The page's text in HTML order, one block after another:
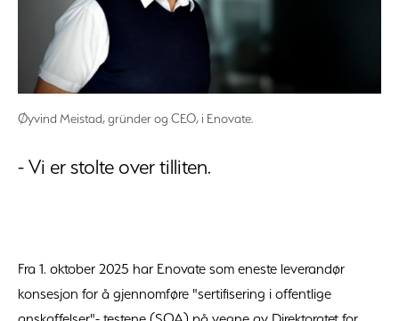
Øyvind Meistad, gründer og CEO, i Enovate.
- Vi er stolte over tilliten.
Fra 1. oktober 2025 har Enovate som eneste leverandør
konsesjon for å gjennomføre "sertifisering i offentlige